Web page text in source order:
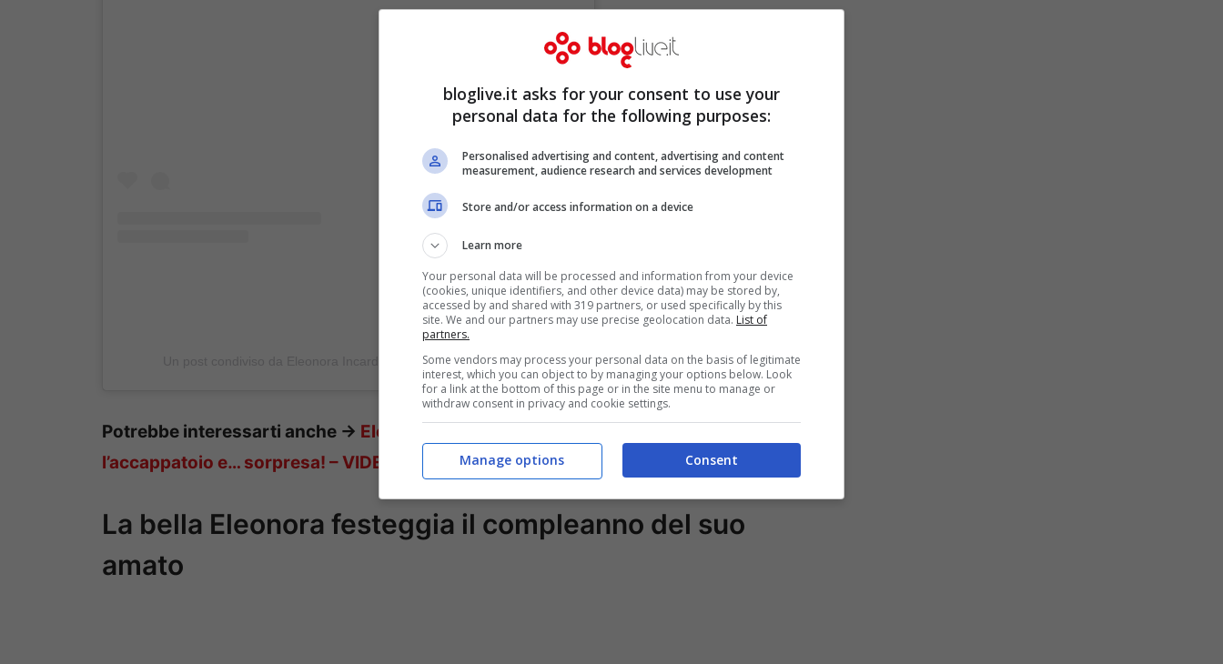
Un post condiviso da Eleonora Incardona (@eleonoraincardona)
Potrebbe interessarti anche -> Eleonora Incardona “natalizia”: toglie
l’accappatoio e… sorpresa! – VIDEO
La bella Eleonora festeggia il compleanno del suo
amato
bloglive.it asks for your consent to use your
personal data for the following purposes:
Personalised advertising and content, advertising and content
measurement, audience research and services development
Store and/or access information on a device
Learn more
Your personal data will be processed and information from your device
(cookies, unique identifiers, and other device data) may be stored by,
accessed by and shared with 319 partners, or used specifically by this
site. We and our partners may use precise geolocation data. List of
partners.
Some vendors may process your personal data on the basis of legitimate
interest, which you can object to by managing your options below. Look
for a link at the bottom of this page or in the site menu to manage or
withdraw consent in privacy and cookie settings.
Consent
Manage options